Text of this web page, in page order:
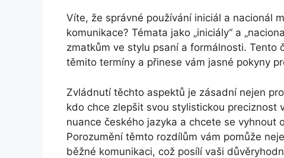
Víte, že správné používání iniciál a nacionál
komunikace? Témata jako „iniciály“ a
zmatkům ve stylu psaní a formálnosti. Tento
těmito termíny a přinese vám jasné pokyny
Zvládnutí těchto aspektů je zásadní nejen
kdo chce zlepšit svou stylistickou preciznost
nuance českého jazyka a chcete se vyhnout
Porozumění těmto rozdílům vám pomůže
běžné komunikaci, což posílí vaši